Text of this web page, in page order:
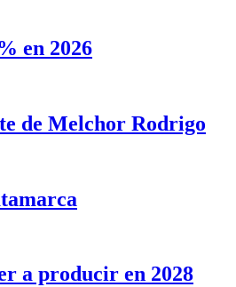
en 2026
de Melchor Rodrigo
a producir en 2028